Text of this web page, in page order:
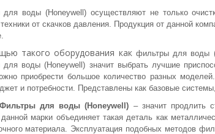
для воды (Honeywell) осуществляют не только
от скачков давления. Продукция от данной
такого оборудования как фильтры для воды
для воды (Honeywell) значит выбрать лучшие
приобрести большое количество разных
и потребности. Представлены как базовые
для воды (Honeywell) – значит продлить
марки объединяет такая деталь как
материала. Эксплуатация подобных методов